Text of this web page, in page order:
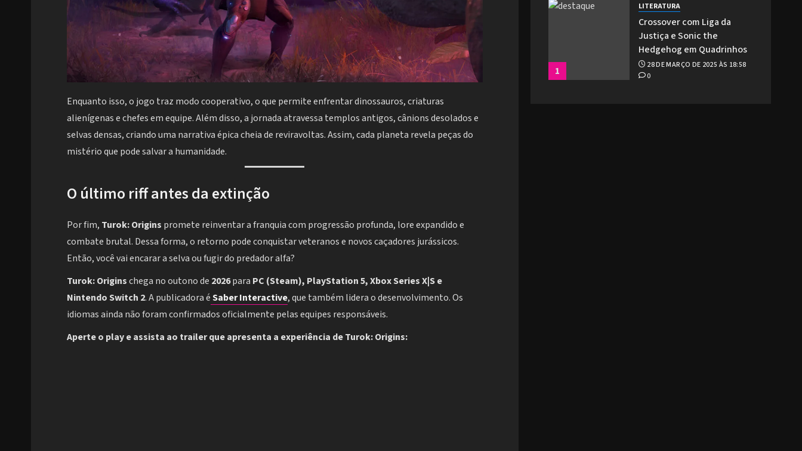
Enquanto isso, o jogo traz modo cooperativo, o que permite enfrentar dinossauros, criaturas
alienígenas e chefes em equipe. Além disso, a jornada atravessa templos antigos, cânions desolados e
selvas densas, criando uma narrativa épica cheia de reviravoltas. Assim, cada planeta revela peças do
mistério que pode salvar a humanidade.
O último riff antes da extinção
Por fim, Turok: Origins promete reinventar a franquia com progressão profunda, lore expandido e
combate brutal. Dessa forma, o retorno pode conquistar veteranos e novos caçadores jurássicos.
Então, você vai encarar a selva ou fugir do predador alfa?
Turok: Originschega no outono de 2026para PC (Steam), PlayStation 5, Xbox Series X|S e
Nintendo Switch 2. A publicadora éSaber Interactive, que também lidera o desenvolvimento. Os
idiomas ainda não foram confirmados oficialmente pelas equipes responsáveis.
Aperte o play e assista ao trailer que apresenta a experiência de Turok: Origins:
1
LITERATURA
Crossover com Liga da
Justiça e Sonic the
Hedgehog em Quadrinhos
28 DE MARÇO DE 2025 ÀS 18:58
0